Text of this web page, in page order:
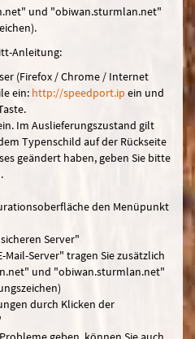
und "obiwan.sturmlan.net"
Anleitung:
(Firefox / Chrome / Internet
ein: http://speedport.ip ein und
Im Auslieferungszustand gilt
Typenschild auf der Rückseite
geändert haben, geben Sie bitte
den Menüpunkt
Server"
Server" tragen Sie zusätzlich
und "obiwan.sturmlan.net"
durch Klicken der